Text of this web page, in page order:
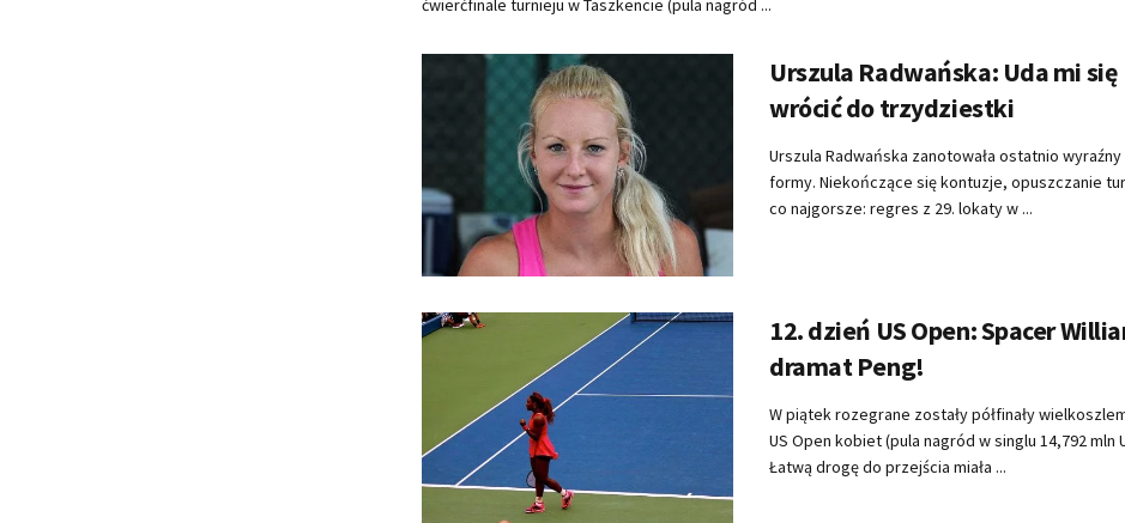
ćwierćfinale turnieju w Taszkencie (pula nagród ...
Urszula Radwańska: Uda mi się
wrócić do trzydziestki
Urszula Radwańska zanotowała ostatnio
formy. Niekończące się kontuzje, opuszczanie
co najgorsze: regres z 29. lokaty w ...
12. dzień US Open: Spacer
dramat Peng!
W piątek rozegrane zostały półfinały
US Open kobiet (pula nagród w singlu 14,792 mln
Łatwą drogę do przejścia miała ...